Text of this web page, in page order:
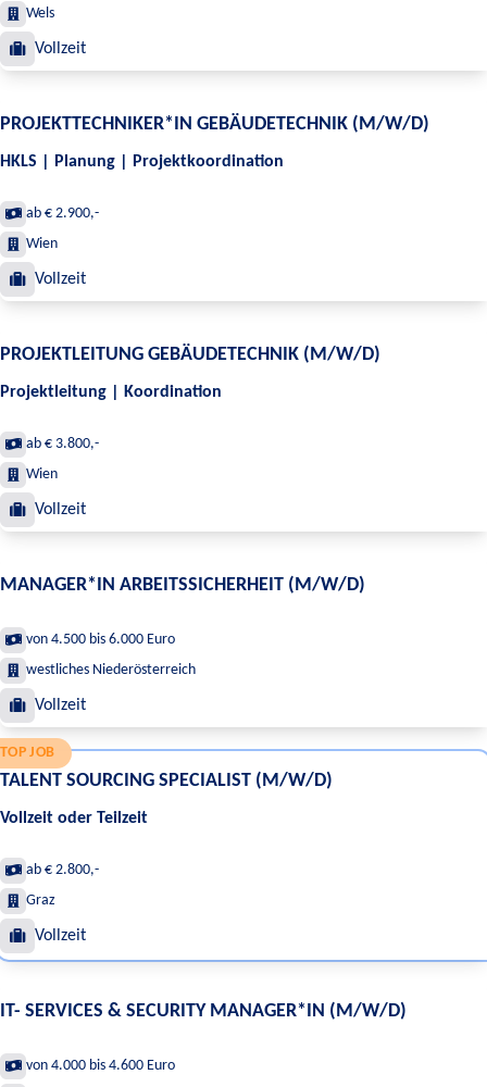
Wels
Vollzeit
PROJEKTTECHNIKER*IN GEBÄUDETECHNIK (M/W/D)
HKLS | Planung | Projektkoordination
ab € 2.900,-
Wien
Vollzeit
PROJEKTLEITUNG GEBÄUDETECHNIK (M/W/D)
Projektleitung | Koordination
ab € 3.800,-
Wien
Vollzeit
MANAGER*IN ARBEITSSICHERHEIT (M/W/D)
von 4.500 bis 6.000 Euro
westliches Niederösterreich
Vollzeit
TOP JOB
TALENT SOURCING SPECIALIST (M/W/D)
Vollzeit oder Teilzeit
ab € 2.800,-
Graz
Vollzeit
IT- SERVICES & SECURITY MANAGER*IN (M/W/D)
von 4.000 bis 4.600 Euro